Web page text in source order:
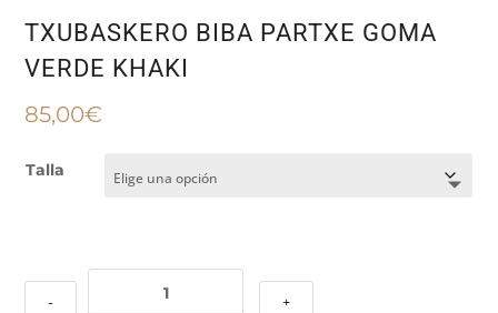
TXUBASKERO BIBA PARTXE GOMA
VERDE KHAKI
85,00€
Talla
- +